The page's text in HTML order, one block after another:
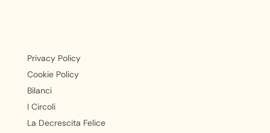
Privacy Policy
Cookie Policy
Bilanci
I Circoli
La Decrescita Felice